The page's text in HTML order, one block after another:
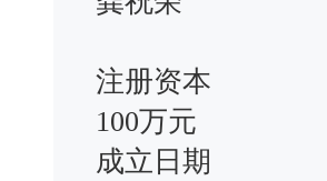
注册资本
100万元
成立日期